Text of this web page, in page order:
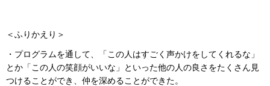
＜ふりかえり＞
・プログラムを通して、「この人はすごく声かけをしてくれるな」
とか「この人の笑顔がいいな」といった他の人の良さをたくさん見
つけることができ、仲を深めることができた。